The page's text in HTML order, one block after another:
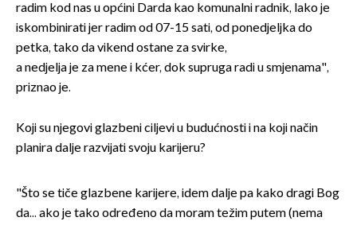
radim kod nas u općini Darda kao komunalni radnik, lako je
iskombinirati jer radim od 07-15 sati, od ponedjeljka do
petka, tako da vikend ostane za svirke,
a nedjelja je za mene i kćer, dok supruga radi u smjenama",
priznao je.
Koji su njegovi glazbeni ciljevi u budućnosti i na koji način
planira dalje razvijati svoju karijeru?
"Što se tiče glazbene karijere, idem dalje pa kako dragi Bog
da... ako je tako određeno da moram težim putem (nema